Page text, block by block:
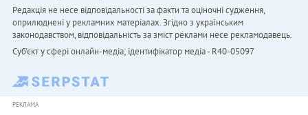
Редакція не несе відповідальності за факти та оціночні судження,
оприлюднені у рекламних матеріалах. Згідно з українським
законодавством, відповідальність за зміст реклами несе рекламодавець.
Cуб'єкт у сфері онлайн-медіа; ідентифікатор медіа - R40-05097
РЕКЛАМА